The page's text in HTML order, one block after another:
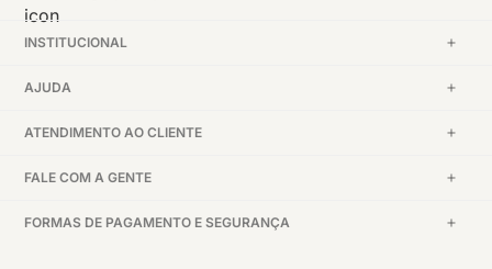
INSTITUCIONAL
AJUDA
ATENDIMENTO AO CLIENTE
FALE COM A GENTE
FORMAS DE PAGAMENTO E SEGURANÇA